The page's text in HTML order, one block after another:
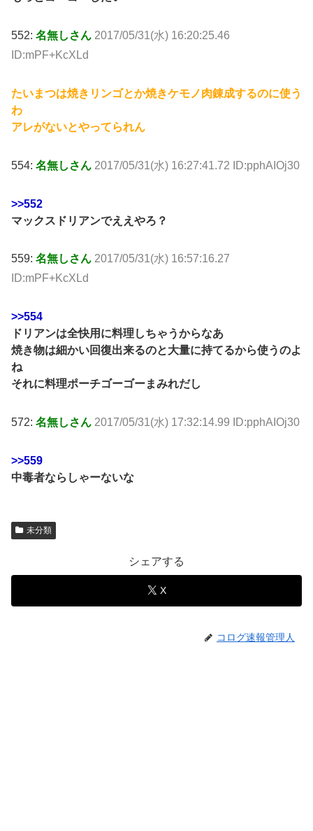
552: 名無しさん 2017/05/31(水) 16:20:25.46
ID:mPF+KcXLd
たいまつは焼きリンゴとか焼きケモノ肉錬成するのに使う
わ
アレがないとやってられん
554: 名無しさん 2017/05/31(水) 16:27:41.72 ID:pphAIOj30
>>552
マックスドリアンでええやろ？
559: 名無しさん 2017/05/31(水) 16:57:16.27
ID:mPF+KcXLd
>>554
ドリアンは全快用に料理しちゃうからなあ
焼き物は細かい回復出来るのと大量に持てるから使うのよ
ね
それに料理ポーチゴーゴーまみれだし
572: 名無しさん 2017/05/31(水) 17:32:14.99 ID:pphAIOj30
>>559
中毒者ならしゃーないな
未分類
シェアする
X
コログ速報管理人